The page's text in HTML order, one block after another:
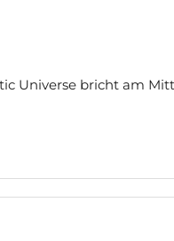
Universe bricht am